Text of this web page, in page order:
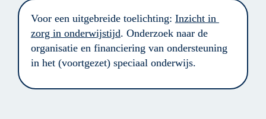
Voor een uitgebreide toelichting: Inzicht in
zorg in onderwijstijd. Onderzoek naar de
organisatie en financiering van ondersteuning
in het (voortgezet) speciaal onderwijs.